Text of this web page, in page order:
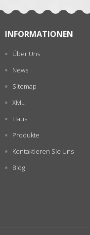
INFORMATIONEN
Über Uns
News
Sitemap
XML
Haus
Produkte
Kontaktieren Sie Uns
Blog